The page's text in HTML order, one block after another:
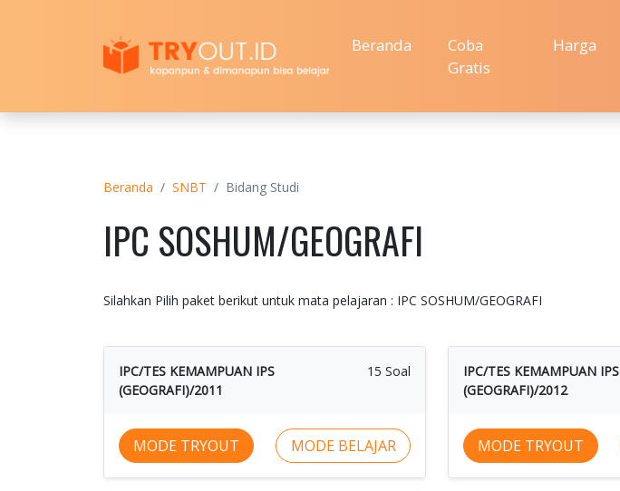
Beranda
Coba
Gratis
Harga
Beranda SNBT Bidang Studi
IPC SOSHUM/GEOGRAFI
Silahkan Pilih paket berikut untuk mata pelajaran : IPC SOSHUM/GEOGRAFI
IPC/TES KEMAMPUAN IPS
(GEOGRAFI)/2011
15 Soal
MODE TRYOUT MODE BELAJAR
IPC/TES KEMAMPUAN IPS
(GEOGRAFI)/2012
MODE TRYOUT